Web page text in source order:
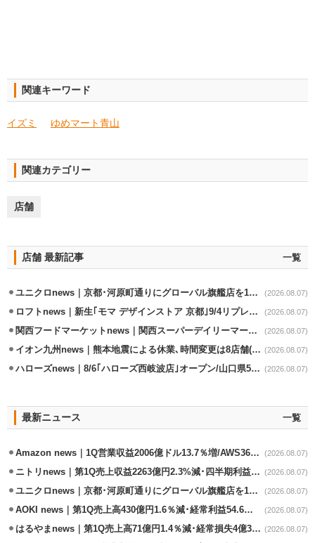
関連キーワード
イズミ ゆめマート青山
関連カテゴリー
店舗
店舗 最新記事 一覧
ユニクロnews｜京都･河原町通りにグローバル旗艦店を11/6開設 (2026.08.07)
ロフトnews｜新生｢モマ デザインストア 京都｣9/4リプレイスオープン (2026.08.07)
関西フードマーケットnews｜関西スーパーデイリーマート蒲生店8/7改装 (2026.08.07)
イオン九州news｜熊本地震による休業､時間変更は8店舗(8/7時点) (2026.08.07)
ハローズnews｜8/6｢ハローズ西岐波店｣オープン/山口県5店舗目 (2026.08.07)
最新ニュース 一覧
Amazon news｜1Q営業収益2006億ドル13.7％増/AWS36.8％％増が貢献 (2026.08.07)
ニトリnews｜第1Q売上収益2263億円2.3%減･四半期利益1.4％減 (2026.08.07)
ユニクロnews｜京都･河原町通りにグローバル旗艦店を11/6開設 (2026.08.07)
AOKI news｜第1Q売上高430億円1.6％減･経常利益54.6％減 (2026.08.07)
はるやまnews｜第1Q売上高71億円1.4％減･経常損失4億3800万円 (2026.08.07)